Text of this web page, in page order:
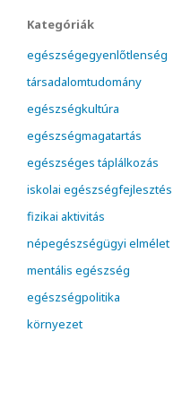
Kategóriák
egészségegyenlőtlenség
társadalomtudomány
egészségkultúra
egészségmagatartás
egészséges táplálkozás
iskolai egészségfejlesztés
fizikai aktivitás
népegészségügyi elmélet
mentális egészség
egészségpolitika
környezet